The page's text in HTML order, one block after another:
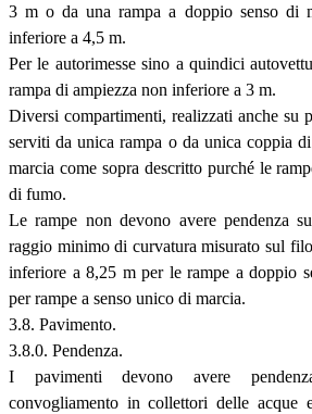
3 m o da una rampa a doppio senso di
inferiore a 4,5 m.
Per le autorimesse sino a quindici
rampa di ampiezza non inferiore a 3 m.
Diversi compartimenti, realizzati anche su
serviti da unica rampa o da unica coppia
marcia come sopra descritto purché le
di fumo.
Le rampe non devono avere pendenza
raggio minimo di curvatura misurato sul
inferiore a 8,25 m per le rampe a doppio
per rampe a senso unico di marcia.
3.8. Pavimento.
3.8.0. Pendenza.
I pavimenti devono avere
convogliamento in collettori delle